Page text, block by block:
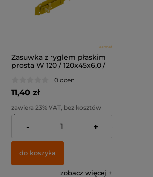
Zasuwka z ryglem płaskim
prosta W 120 / 120x45x6,0 /
0 ocen
11,40 zł
zawiera 23% VAT, bez kosztów
dostawy
Cena netto:
9,27 zł
- +
do koszyka
zobacz więcej